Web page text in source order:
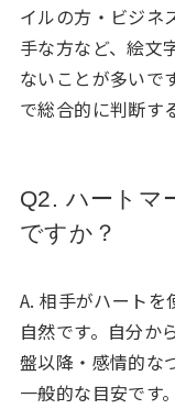
イルの方・ビジネ
手な方など、絵文
ないことが多いで
で総合的に判断す
Q2. ハートマ
ですか？
A. 相手がハートを
自然です。自分か
盤以降・感情的な
一般的な目安です